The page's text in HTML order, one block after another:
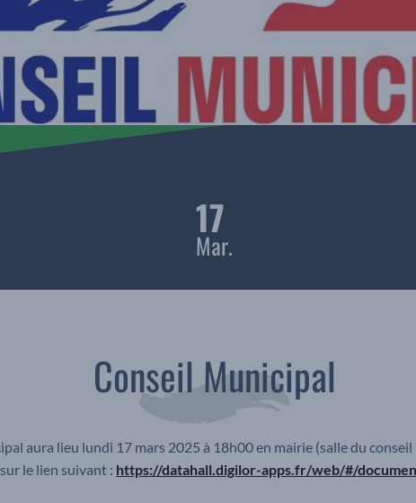
17
Mar.
Conseil Municipal
aura lieu lundi 17 mars 2025 à 18h00 en mairie (salle du
le lien suivant : https://datahall.digilor-apps.fr/web/#/